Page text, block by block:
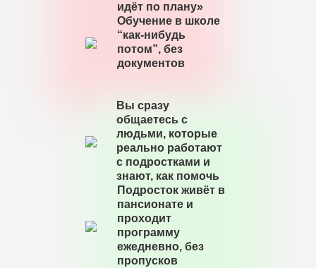
идёт по плану»
Обучение в школе
“как-нибудь
потом”, без
документов
Вы сразу
общаетесь с
людьми, которые
реально работают
с подростками и
знают, как помочь
Подросток живёт в
пансионате и
проходит
программу
ежедневно, без
пропусков